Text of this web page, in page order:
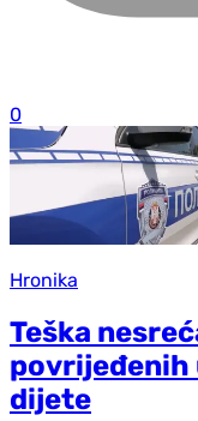
0
Hronika
Teška
povrijeđenih
dijete